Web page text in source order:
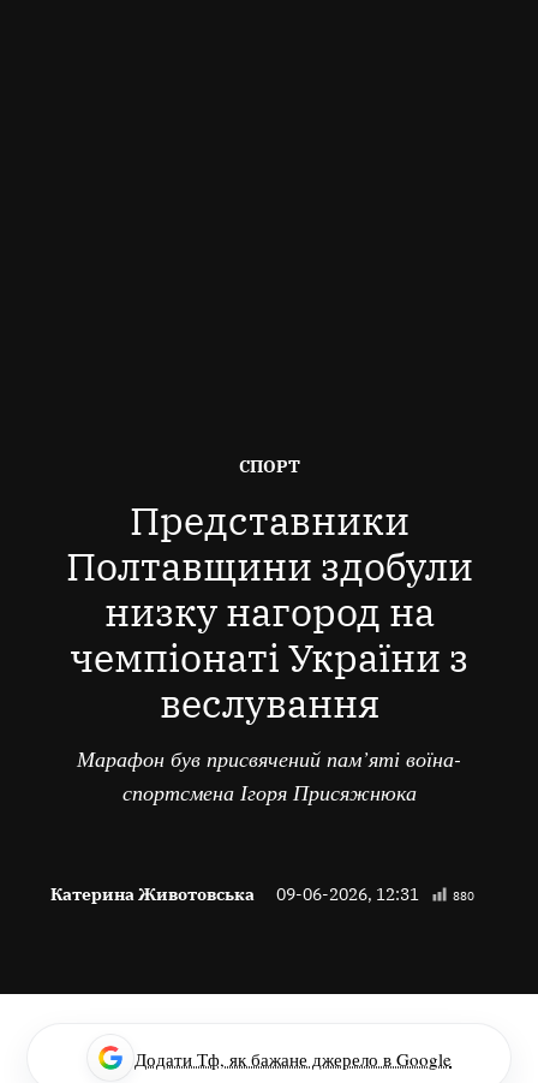
ОПУБЛІКОВАНО
СПОРТ
Представники
Полтавщини здобули
низку нагород на
чемпіонаті України з
веслування
Марафон був присвячений пам’яті воїна-
спортсмена Ігоря Присяжнюка
Катерина Животовська 09-06-2026, 12:31 880
Додати Тф, як бажане джерело в Google